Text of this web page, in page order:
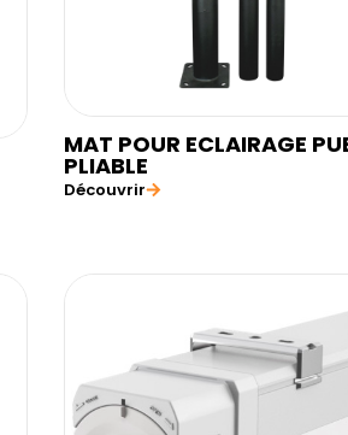
MAT POUR ECLAIRAGE
PLIABLE
Découvrir